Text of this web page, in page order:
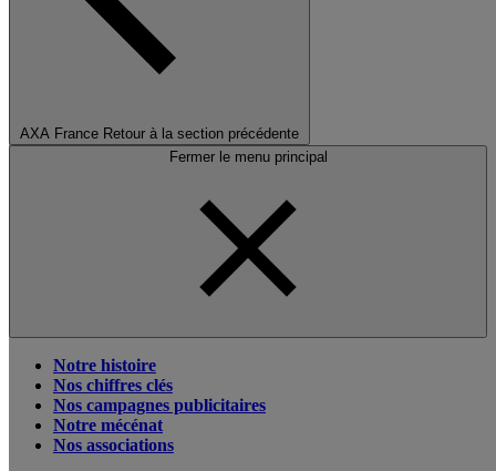
AXA France Retour à la section précédente
Fermer le menu principal
Notre histoire
Nos chiffres clés
Nos campagnes publicitaires
Notre mécénat
Nos associations